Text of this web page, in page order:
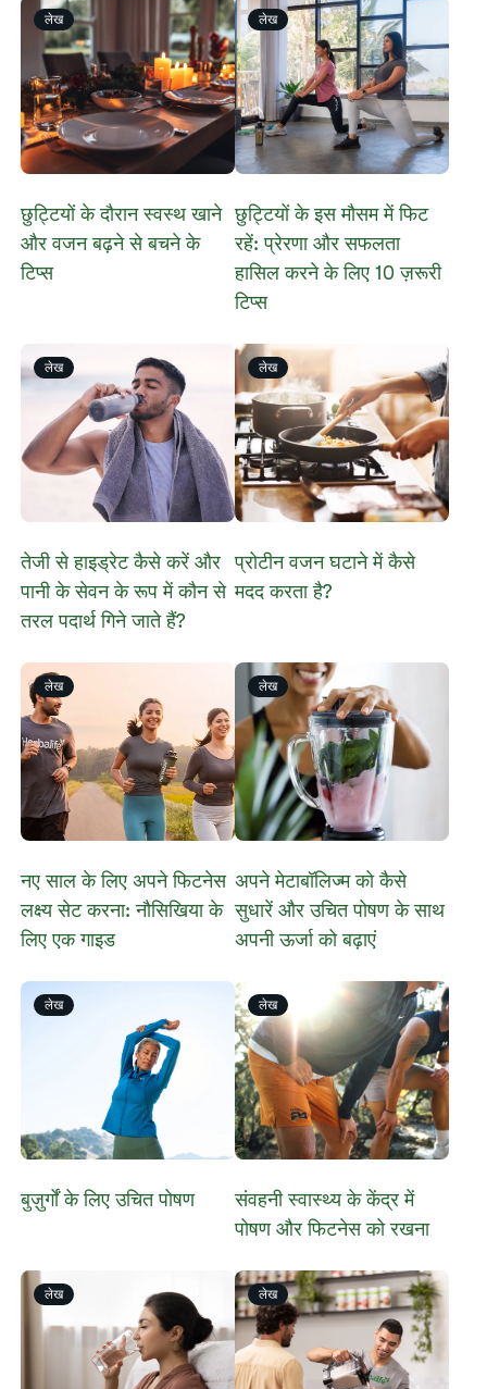
लेख
छुट्टियों के दौरान स्वस्थ खाने
और वजन बढ़ने से बचने के
टिप्स
लेख
छुट्टियों के इस मौसम में फिट
रहें: प्रेरणा और सफलता
हासिल करने के लिए 10 ज़रूरी
टिप्स
लेख
तेजी से हाइड्रेट कैसे करें और
पानी के सेवन के रूप में कौन से
तरल पदार्थ गिने जाते हैं?
लेख
प्रोटीन वजन घटाने में कैसे
मदद करता है?
लेख
नए साल के लिए अपने फिटनेस
लक्ष्य सेट करना: नौसिखिया के
लिए एक गाइड
लेख
अपने मेटाबॉलिज्म को कैसे
सुधारें और उचित पोषण के साथ
अपनी ऊर्जा को बढ़ाएं
लेख
बुज़ुर्गों के लिए उचित पोषण
लेख
संवहनी स्वास्थ्य के केंद्र में
पोषण और फिटनेस को रखना
लेख लेख